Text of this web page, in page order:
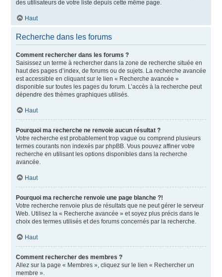
des utilisateurs de votre liste depuis cette même page.
Haut
Recherche dans les forums
Comment rechercher dans les forums ?
Saisissez un terme à rechercher dans la zone de recherche située en
haut des pages d’index, de forums ou de sujets. La recherche avancée
est accessible en cliquant sur le lien « Recherche avancée »
disponible sur toutes les pages du forum. L’accès à la recherche peut
dépendre des thèmes graphiques utilisés.
Haut
Pourquoi ma recherche ne renvoie aucun résultat ?
Votre recherche est probablement trop vague ou comprend plusieurs
termes courants non indexés par phpBB. Vous pouvez affiner votre
recherche en utilisant les options disponibles dans la recherche
avancée.
Haut
Pourquoi ma recherche renvoie une page blanche ?!
Votre recherche renvoie plus de résultats que ne peut gérer le serveur
Web. Utilisez la « Recherche avancée » et soyez plus précis dans le
choix des termes utilisés et des forums concernés par la recherche.
Haut
Comment rechercher des membres ?
Allez sur la page « Membres », cliquez sur le lien « Rechercher un
membre ».